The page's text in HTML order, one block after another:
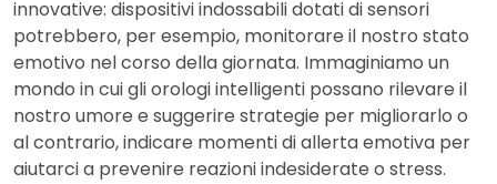
innovative: dispositivi indossabili dotati di sensori
potrebbero, per esempio, monitorare il nostro stato
emotivo nel corso della giornata. Immaginiamo un
mondo in cui gli orologi intelligenti possano rilevare il
nostro umore e suggerire strategie per migliorarlo o
al contrario, indicare momenti di allerta emotiva per
aiutarci a prevenire reazioni indesiderate o stress.